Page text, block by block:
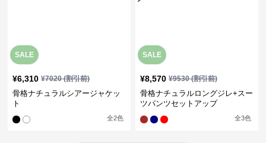
SALE
¥6,310 ¥7020(割引前)
骨格ナチュラルシアージャケッ
ト
全2色
SALE
¥8,570 ¥9530(割引前)
骨格ナチュラルロングジレ+スー
ツパンツセットアップ
全3色